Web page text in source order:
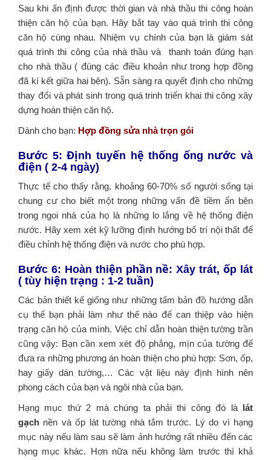
Sau khi ấn định được thời gian và nhà thầu thi công hoàn
thiện căn hộ của bạn. Hãy bắt tay vào quá trình thi công
căn hộ cùng nhau. Nhiệm vụ chính của bạn là giám sát
quá trình thi công của nhà thầu và thanh toán đúng hạn
cho nhà thầu ( đúng các điều khoản như trong hợp đồng
đã kí kết giữa hai bên). Sẵn sàng ra quyết định cho những
thay đổi và phát sinh trong quá trinh triển khai thi công xây
dựng hoàn thiện căn hộ.
Dành cho bạn: Hợp đồng sửa nhà trọn gói
Bước 5: Định tuyến hệ thống ống nước và
điện ( 2-4 ngày)
Thực tế cho thấy rằng, khoảng 60-70% số người sống tại
chung cư cho biết một trong những vấn đề tiềm ẩn bên
trong ngoi nhà của họ là những lo lắng về hệ thống điện
nước. Hãy xem xét kỹ lưỡng định hướng bố trí nội thất để
điều chỉnh hệ thống điện và nước cho phù hợp.
Bước 6: Hoàn thiện phần nề: Xây trát, ốp lát
( tùy hiện trạng : 1-2 tuần)
Các bản thiết kế giống như những tấm bản đồ hướng dẫn
cụ thể bạn phải làm như thế nào để can thiệp vào hiện
trạng căn hộ của mình. Việc chỉ dẫn hoàn thiện tường trần
cũng vậy: Bạn cần xem xét độ phẳng, mịn của tường để
đưa ra những phương án hoàn thiện cho phù hợp: Sơn, ốp,
hay giấy dán tường,… Các vật liệu này định hình nên
phong cách của bạn và ngôi nhà của bạn.
Hạng mục thứ 2 mà chúng ta phải thi công đó là lát
gạch nền và ốp lát tường nhà tắm trước. Lý do vì hạng
mục này nếu làm sau sẽ làm ảnh hưởng rất nhiều đến các
hạng mục khác. Hơn nữa nếu không làm trước thì khả